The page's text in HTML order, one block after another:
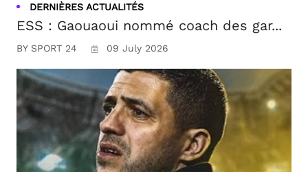
DERNIÈRES ACTUALITÉS
ESS : Gaouaoui nommé coach des gar...
BY SPORT 24 09 July 2026